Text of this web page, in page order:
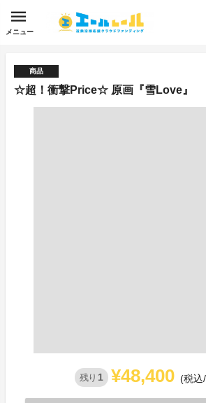
メニュー
商品
☆超！衝撃Price☆ 原画『雪Love』
残り 1 ¥48,400 (税込